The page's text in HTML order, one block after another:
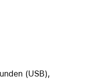
(USB),